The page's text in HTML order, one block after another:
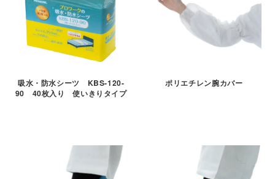
吸水・防水シーツ KBS-120-
90 40枚入り 使いきりタイプ
ポリエチレン腕カバー